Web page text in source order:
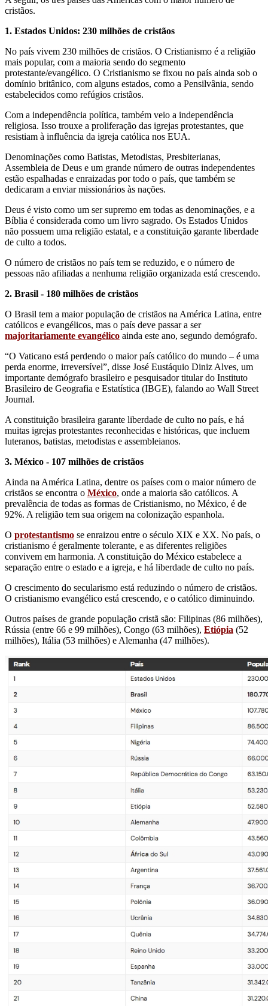
cristãos.
1. Estados Unidos: 230 milhões de cristãos
No país vivem 230 milhões de cristãos. O Cristianismo é a religião
mais popular, com a maioria sendo do segmento
protestante/evangélico. O Cristianismo se fixou no país ainda sob o
domínio britânico, com alguns estados, como a Pensilvânia, sendo
estabelecidos como refúgios cristãos.
Com a independência política, também veio a independência
religiosa. Isso trouxe a proliferação das igrejas protestantes, que
resistiam à influência da igreja católica nos EUA.
Denominações como Batistas, Metodistas, Presbiterianas,
Assembleia de Deus e um grande número de outras independentes
estão espalhadas e enraizadas por todo o país, que também se
dedicaram a enviar missionários às nações.
Deus é visto como um ser supremo em todas as denominações, e a
Bíblia é considerada como um livro sagrado. Os Estados Unidos
não possuem uma religião estatal, e a constituição garante liberdade
de culto a todos.
O número de cristãos no país tem se reduzido, e o número de
pessoas não afiliadas a nenhuma religião organizada está crescendo.
2. Brasil - 180 milhões de cristãos
O Brasil tem a maior população de cristãos na América Latina, entre
católicos e evangélicos, mas o país deve passar a ser
majoritariamente evangélico ainda este ano, segundo demógrafo.
“O Vaticano está perdendo o maior país católico do mundo – é uma
perda enorme, irreversível”, disse José Eustáquio Diniz Alves, um
importante demógrafo brasileiro e pesquisador titular do Instituto
Brasileiro de Geografia e Estatística (IBGE), falando ao Wall Street
Journal.
A constituição brasileira garante liberdade de culto no país, e há
muitas igrejas protestantes reconhecidas e históricas, que incluem
luteranos, batistas, metodistas e assembleianos.
3. México - 107 milhões de cristãos
Ainda na América Latina, dentre os países com o maior número de
cristãos se encontra o México, onde a maioria são católicos. A
prevalência de todas as formas de Cristianismo, no México, é de
92%. A religião tem sua origem na colonização espanhola.
O protestantismo se enraizou entre o século XIX e XX. No país, o
cristianismo é geralmente tolerante, e as diferentes religiões
convivem em harmonia. A constituição do México estabelece a
separação entre o estado e a igreja, e há liberdade de culto no país.
O crescimento do secularismo está reduzindo o número de cristãos.
O cristianismo evangélico está crescendo, e o católico diminuindo.
Outros países de grande população cristã são: Filipinas (86 milhões),
Rússia (entre 66 e 99 milhões), Congo (63 milhões), Etiópia (52
milhões), Itália (53 milhões) e Alemanha (47 milhões).